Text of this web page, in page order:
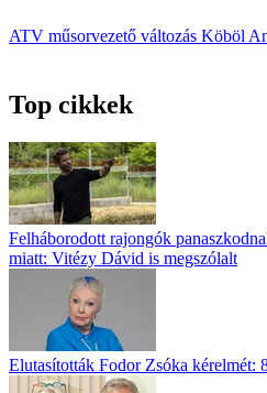
ATV műsorvezető változás Köböl
Top cikkek
Felháborodott rajongók
miatt: Vitézy Dávid is megszólalt
Elutasították Fodor Zsóka kérelmét: